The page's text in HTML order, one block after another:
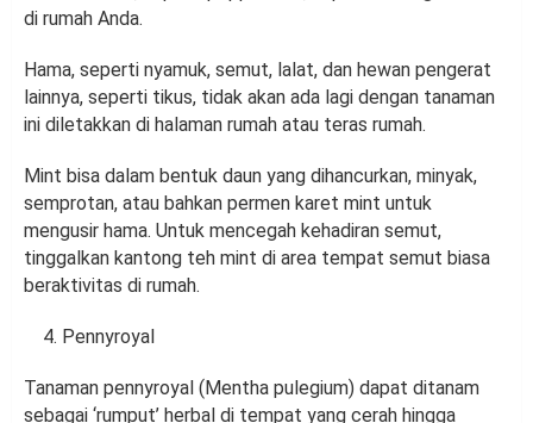
di rumah Anda.
Hama, seperti nyamuk, semut, lalat, dan hewan pengerat
lainnya, seperti tikus, tidak akan ada lagi dengan tanaman
ini diletakkan di halaman rumah atau teras rumah.
Mint bisa dalam bentuk daun yang dihancurkan, minyak,
semprotan, atau bahkan permen karet mint untuk
mengusir hama. Untuk mencegah kehadiran semut,
tinggalkan kantong teh mint di area tempat semut biasa
beraktivitas di rumah.
Pennyroyal
Tanaman pennyroyal (Mentha pulegium) dapat ditanam
sebagai ‘rumput’ herbal di tempat yang cerah hingga